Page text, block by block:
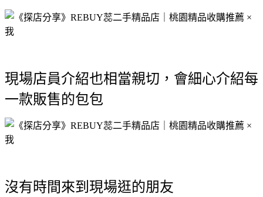
現場店員介紹也相當親切，會細心介紹每
一款販售的包包
沒有時間來到現場逛的朋友